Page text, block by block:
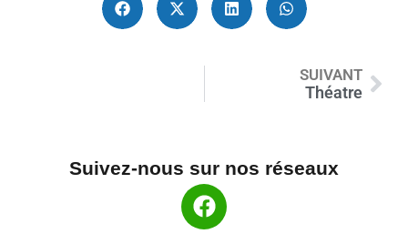
SUIVANT
Théatre
Suivez-nous sur nos réseaux